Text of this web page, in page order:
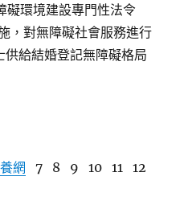
環境建設專門性法令
對無障礙社會服務進行
給結婚登記無障礙格局
網 7 8 9 10 11 12